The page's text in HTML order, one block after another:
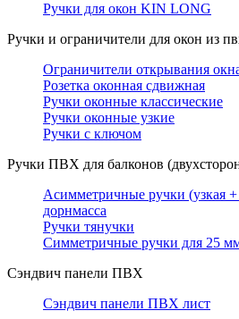
Ручки для окон KIN LONG
Ручки и ограничители для окон из
Ограничители открывания
Розетка оконная сдвижная
Ручки оконные классические
Ручки оконные узкие
Ручки с ключом
Ручки ПВХ для балконов
Асимметричные ручки (узкая
дорнмасса
Ручки тянучки
Симметричные ручки для 25
Сэндвич панели ПВХ
Сэндвич панели ПВХ лист